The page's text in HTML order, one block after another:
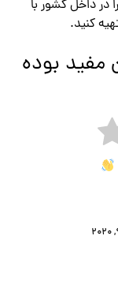
در داخل کشور با
کنید.
مفید بوده